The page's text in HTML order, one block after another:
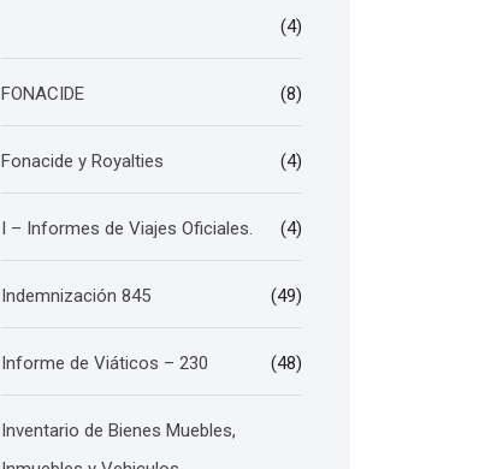
(4)
FONACIDE (8)
Fonacide y Royalties (4)
I – Informes de Viajes Oficiales. (4)
Indemnización 845 (49)
Informe de Viáticos – 230 (48)
Inventario de Bienes Muebles,